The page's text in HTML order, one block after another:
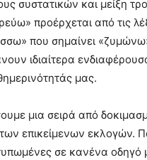
συστατικών και μείξη
προέρχεται από τις
που σημαίνει
ιδιαίτερα
μας.
μια σειρά από
επικείμενων εκλογών.
σε κανένα οδηγό